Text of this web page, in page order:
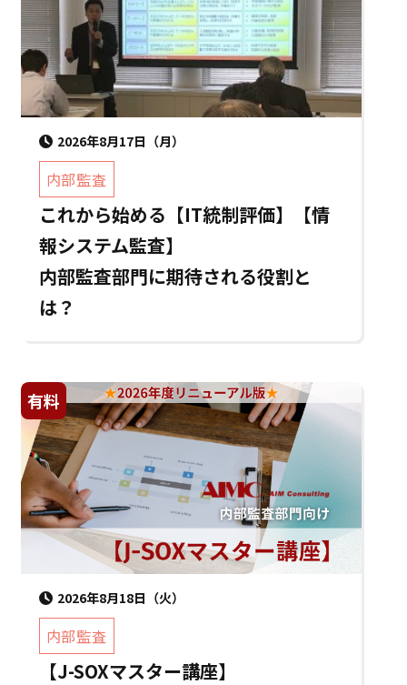
2026年8月17日（月）
内部監査
これから始める【IT統制評価】【情
報システム監査】
内部監査部門に期待される役割と
は？
有料
2026年8月18日（火）
内部監査
【J-SOXマスター講座】